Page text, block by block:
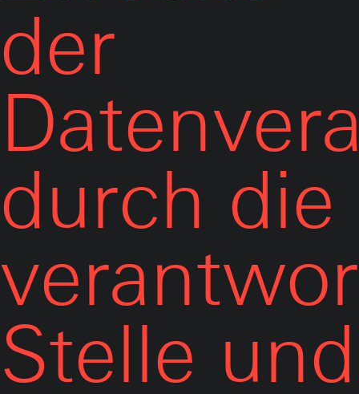
der
durch die
Stelle und